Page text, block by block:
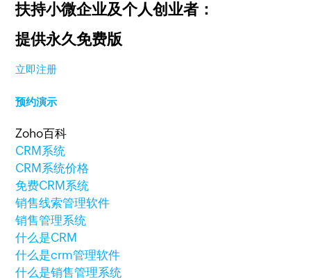
扶持小微企业及个人创业者：
提供永久免费版
立即注册
预约演示
Zoho百科
CRM系统
CRM系统价格
免费CRM系统
销售线索管理软件
销售管理系统
什么是CRM
什么是crm管理软件
什么是销售管理系统